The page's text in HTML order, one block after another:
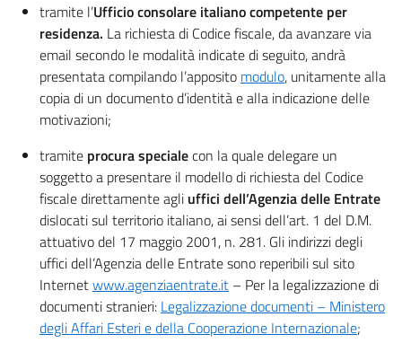
tramite l’Ufficio consolare italiano competente per
residenza. La richiesta di Codice fiscale, da avanzare via
email secondo le modalità indicate di seguito, andrà
presentata compilando l’apposito modulo, unitamente alla
copia di un documento d’identità e alla indicazione delle
motivazioni;
tramite procura specialecon la quale delegare un
soggetto a presentare il modello di richiesta del Codice
fiscale direttamente agli uffici dell’Agenzia delle Entrate
dislocati sul territorio italiano, ai sensi dell’art. 1 del D.M.
attuativo del 17 maggio 2001, n. 281. Gli indirizzi degli
uffici dell’Agenzia delle Entrate sono reperibili sul sito
Internetwww.agenziaentrate.it – Per la legalizzazione di
documenti stranieri: Legalizzazione documenti – Ministero
degli Affari Esteri e della Cooperazione Internazionale;